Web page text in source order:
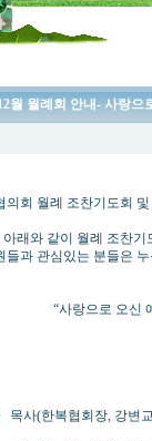
월 월례회 안내- 사랑으
의회 월례 조찬기도회
월례 조찬기도회
있는 분들은 누구
로 오신 예수
목사(한복협회장, 강